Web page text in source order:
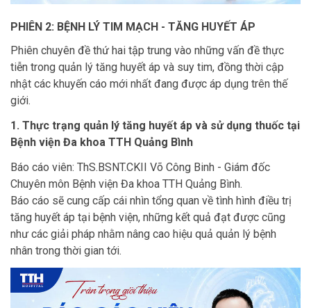
PHIÊN 2: BỆNH LÝ TIM MẠCH - TĂNG HUYẾT ÁP
Phiên chuyên đề thứ hai tập trung vào những vấn đề thực
tiễn trong quản lý tăng huyết áp và suy tim, đồng thời cập
nhật các khuyến cáo mới nhất đang được áp dụng trên thế
giới.
1. Thực trạng quản lý tăng huyết áp và sử dụng thuốc tại
Bệnh viện Đa khoa TTH Quảng Bình
Báo cáo viên: ThS.BSNT.CKII Võ Công Binh - Giám đốc
Chuyên môn Bệnh viện Đa khoa TTH Quảng Bình.
Báo cáo sẽ cung cấp cái nhìn tổng quan về tình hình điều trị
tăng huyết áp tại bệnh viện, những kết quả đạt được cũng
như các giải pháp nhằm nâng cao hiệu quả quản lý bệnh
nhân trong thời gian tới.